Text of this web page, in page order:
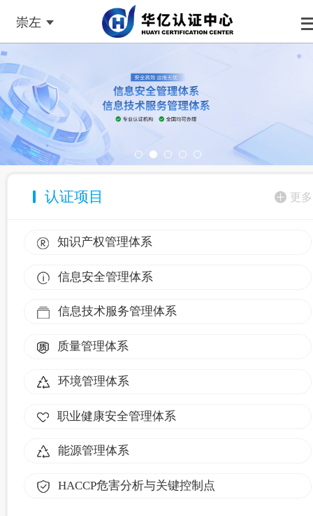
崇左
认证项目 更多
知识产权管理体系
信息安全管理体系
信息技术服务管理体系
质量管理体系
环境管理体系
职业健康安全管理体系
能源管理体系
HACCP危害分析与关键控制点